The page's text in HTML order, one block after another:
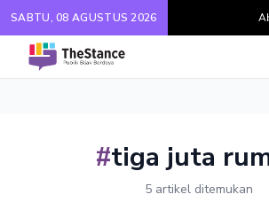
SABTU, 08 AGUSTUS 2026
#tiga juta
5 artikel ditemukan